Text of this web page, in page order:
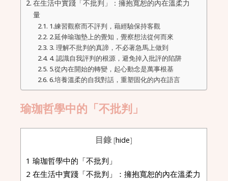
在生活中實踐「不批判」：擁抱寬恕的內在溫柔力
量
1.練習觀察而不評判，藉經驗保持客觀
2.延伸瑜珈墊上的覺知，覺察想法從何而來
3. 理解不批判的真諦，不必著急馬上做到
4. 認識自我評判的根源，避免掉入批評的陷阱
5.從內在開始的轉變，起心動念是萬事根基
6.培養溫柔的自我對話，重塑固化的內在語言
瑜珈哲學中的「不批判」
目錄 [hide]
1 瑜珈哲學中的「不批判」
2 在生活中實踐「不批判」：擁抱寬恕的內在溫柔力